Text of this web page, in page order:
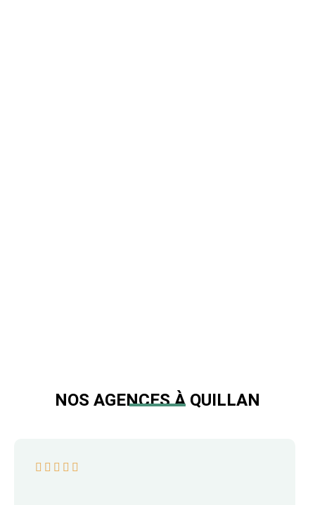
NOS AGENCES À QUILLAN